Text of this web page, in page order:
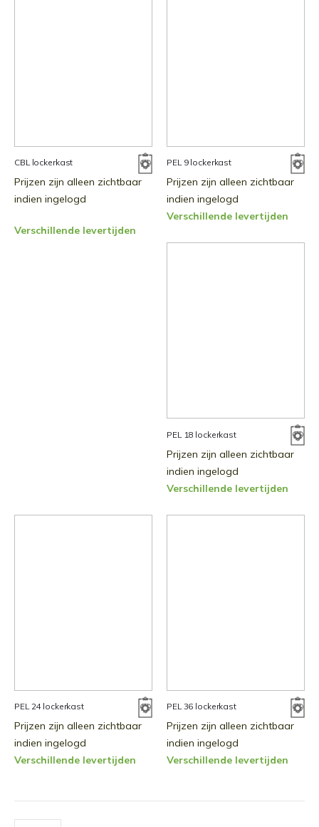
CBL lockerkast
Prijzen zijn alleen zichtbaar
indien ingelogd
Verschillende levertijden
PEL 9 lockerkast
Prijzen zijn alleen zichtbaar
indien ingelogd
Verschillende levertijden
PEL 18 lockerkast
Prijzen zijn alleen zichtbaar
indien ingelogd
Verschillende levertijden
PEL 24 lockerkast
Prijzen zijn alleen zichtbaar
indien ingelogd
Verschillende levertijden
PEL 36 lockerkast
Prijzen zijn alleen zichtbaar
indien ingelogd
Verschillende levertijden